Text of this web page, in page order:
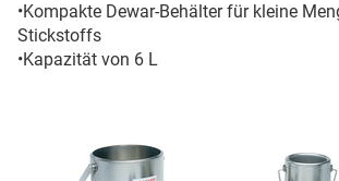
•Kompakte Dewar-Behälter für kleine
Stickstoffs
•Kapazität von 6 L